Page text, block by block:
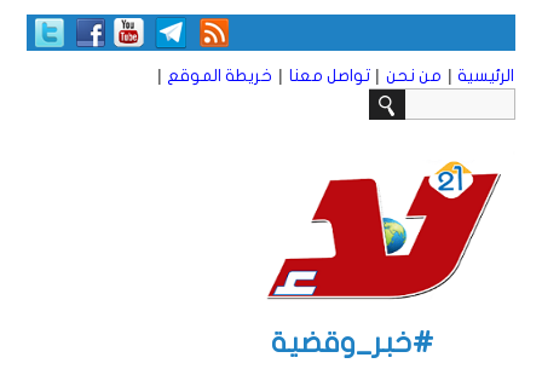
الرئيسية | من نحن | تواصل معنا | خريطة الموقع |
#خبر_وقضية